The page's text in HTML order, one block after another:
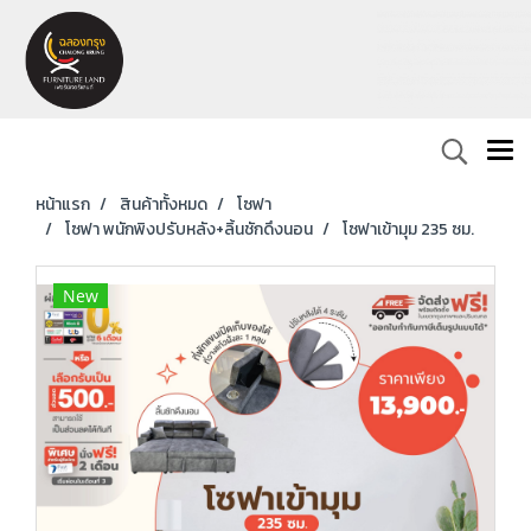
หน้าแรก สินค้าทั้งหมด
โซฟา
โซฟา พนักพิงปรับหลัง+ลิ้นชักดึงนอน
โซฟาเข้ามุม 235 ซม.
New